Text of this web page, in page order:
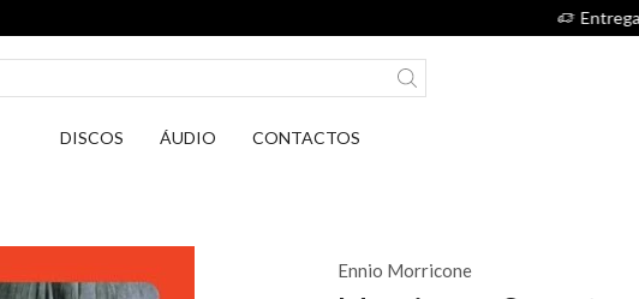
DISCOS ÁUDIO CONTACTOS
Ennio Morricone